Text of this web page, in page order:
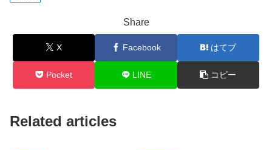
Share
X Facebook はてブ
Pocket LINE コピー
Related articles